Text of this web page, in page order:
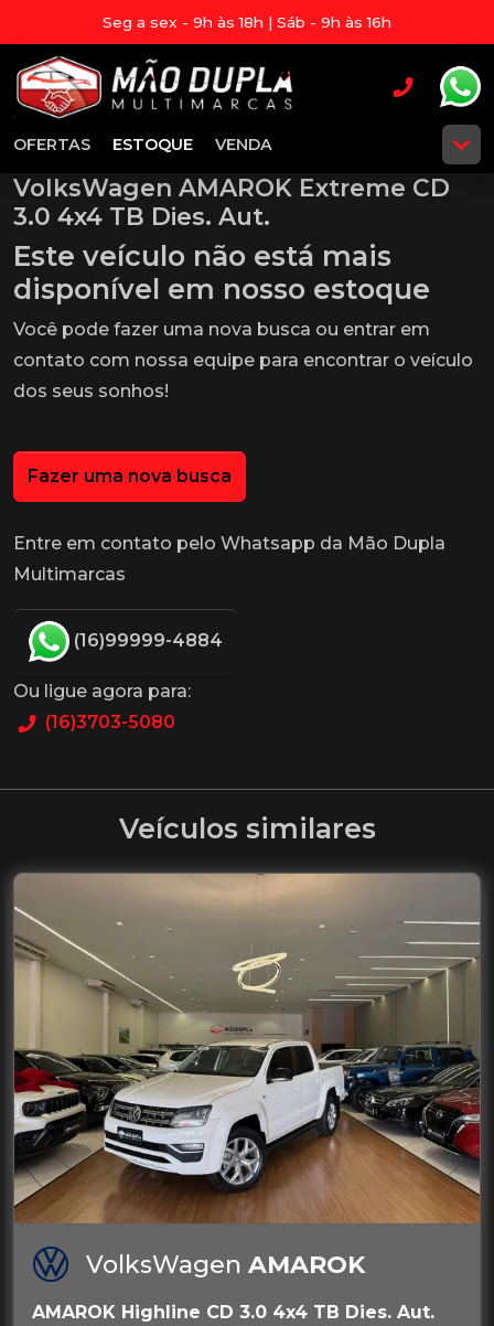
Seg a sex - 9h às 18h | Sáb - 9h às 16h
OFERTAS ESTOQUE VENDA
VolksWagen AMAROK Extreme CD
3.0 4x4 TB Dies. Aut.
Este veículo não está mais
disponível em nosso estoque
Você pode fazer uma nova busca ou entrar em
contato com nossa equipe para encontrar o veículo
dos seus sonhos!
Fazer uma nova busca
Entre em contato pelo Whatsapp da Mão Dupla
Multimarcas
(16)99999-4884
Ou ligue agora para:
(16)3703-5080
Veículos similares
VolksWagen AMAROK
AMAROK Highline CD 3.0 4x4 TB Dies. Aut.